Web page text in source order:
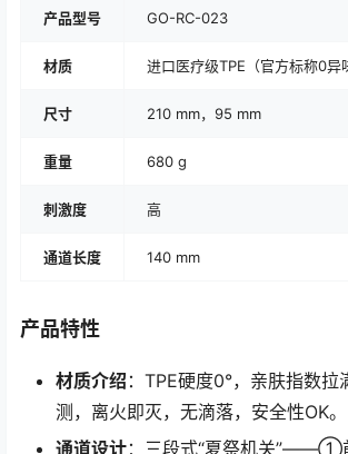
产品型号 GO-RC-023
材质 进口医疗级TPE（官方标称0异
尺寸 210 mm，95 mm
重量 680 g
刺激度 高
通道长度 140 mm
产品特性
材质介绍 ：TPE硬度0°，亲肤指数拉
测，离火即灭，无滴落，安全性OK。
通道设计：三段式“夏祭机关